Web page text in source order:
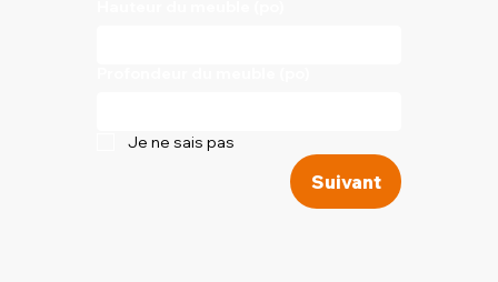
Je ne sais pas
Suivant